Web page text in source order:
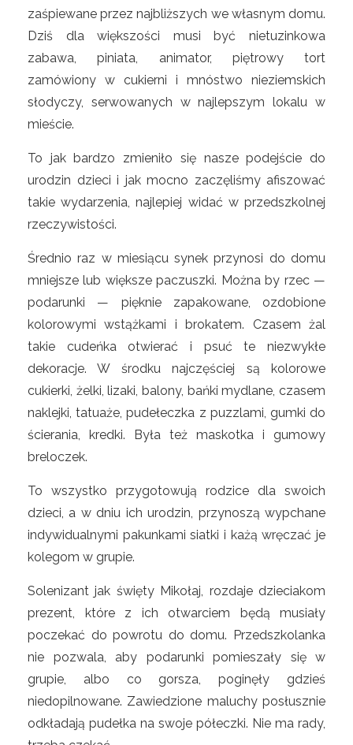
zaśpiewane przez najbliższych we własnym domu.
Dziś dla większości musi być nietuzinkowa
zabawa, piniata, animator, piętrowy tort
zamówiony w cukierni i mnóstwo nieziemskich
słodyczy, serwowanych w najlepszym lokalu w
mieście.
To jak bardzo zmieniło się nasze podejście do
urodzin dzieci i jak mocno zaczęliśmy afiszować
takie wydarzenia, najlepiej widać w przedszkolnej
rzeczywistości.
Średnio raz w miesiącu synek przynosi do domu
mniejsze lub większe paczuszki. Można by rzec —
podarunki — pięknie zapakowane, ozdobione
kolorowymi wstążkami i brokatem. Czasem żal
takie cudeńka otwierać i psuć te niezwykłe
dekoracje. W środku najczęściej są kolorowe
cukierki, żelki, lizaki, balony, bańki mydlane, czasem
naklejki, tatuaże, pudełeczka z puzzlami, gumki do
ścierania, kredki. Była też maskotka i gumowy
breloczek.
To wszystko przygotowują rodzice dla swoich
dzieci, a w dniu ich urodzin, przynoszą wypchane
indywidualnymi pakunkami siatki i każą wręczać je
kolegom w grupie.
Solenizant jak święty Mikołaj, rozdaje dzieciakom
prezent, które z ich otwarciem będą musiały
poczekać do powrotu do domu. Przedszkolanka
nie pozwala, aby podarunki pomieszały się w
grupie, albo co gorsza, poginęły gdzieś
niedopilnowane. Zawiedzione maluchy posłusznie
odkładają pudełka na swoje półeczki. Nie ma rady,